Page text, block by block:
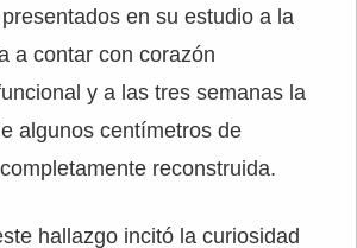
en su estudio a la
a contar con corazón
y a las tres semanas la
algunos centímetros de
reconstruida.
hallazgo incitó la curiosidad